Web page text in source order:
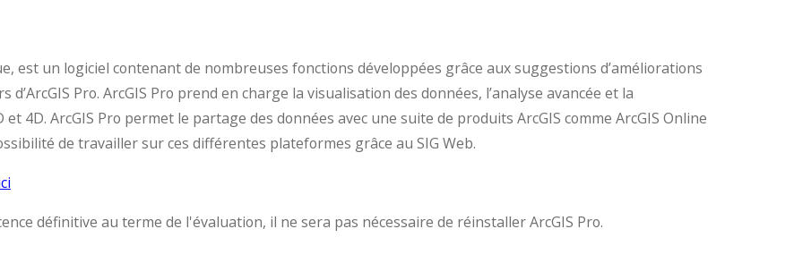
est un logiciel contenant de nombreuses fonctions développées grâce aux suggestions d’améliorations
Pro. ArcGIS Pro prend en charge la visualisation des données, l’analyse avancée et la
4D. ArcGIS Pro permet le partage des données avec une suite de produits ArcGIS comme ArcGIS Online
de travailler sur ces différentes plateformes grâce au SIG Web.
définitive au terme de l'évaluation, il ne sera pas nécessaire de réinstaller ArcGIS Pro.